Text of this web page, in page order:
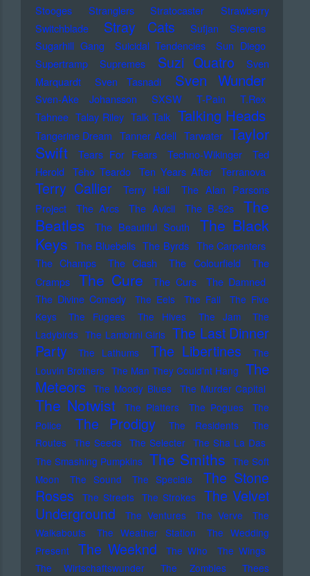
Stooges
Stranglers Stratocaster
Strawberry
Switchblade
Stray Cats
Sufjan Stevens
Sugarhill Gang
Suicidal Tendencies
Sun Diego
Supertramp
Supremes Suzi Quatro
Sven
Marquardt
Sven Tasnadi Sven Wunder
Sven-Ake Johansson SXSW T-Pain
T.Rex
Tahnee Talay Riley Talk Talk Talking Heads
Tangerine Dream Tanner Adell Tarwater Taylor
Swift
Tears For Fears Techno-Wikinger
Ted
Herold
Teho Teardo Ten Years After Terranova
Terry Callier Terry Hall
The Alan Parsons
Project
The Arcs The Avicii The B-52s
The
Beatles
The Beautiful South
The Black
Keys The Bluebells The Byrds The Carpenters
The Champs
The Clash The Colourfield
The
Cramps
The Cure The Curs
The Damned
The Divine Comedy
The Eels The Fall
The Five
Keys
The Fugees The Hives The Jam
The
Ladybirds The Lambrini Girls The Last Dinner
Party
The Lathums The Libertines
The
Louvin Brothers The Man They Could'nt Hang The
Meteors The Moody Blues The Murder Capital
The Notwist The Platters The Pogues
The
Police
The Prodigy The Residents
The
Routes The Seeds The Selecter The Sha La Das
The Smashing Pumpkins The Smiths The Soft
Moon
The Sound The Specials
The Stone
Roses
The Streets The Strokes
The Velvet
Underground
The Ventures The Verve
The
Walkabouts
The Weather Station
The Wedding
Present
The Weeknd The Who
The Wings
The Wirtschaftswunder
The Zombies
Thees